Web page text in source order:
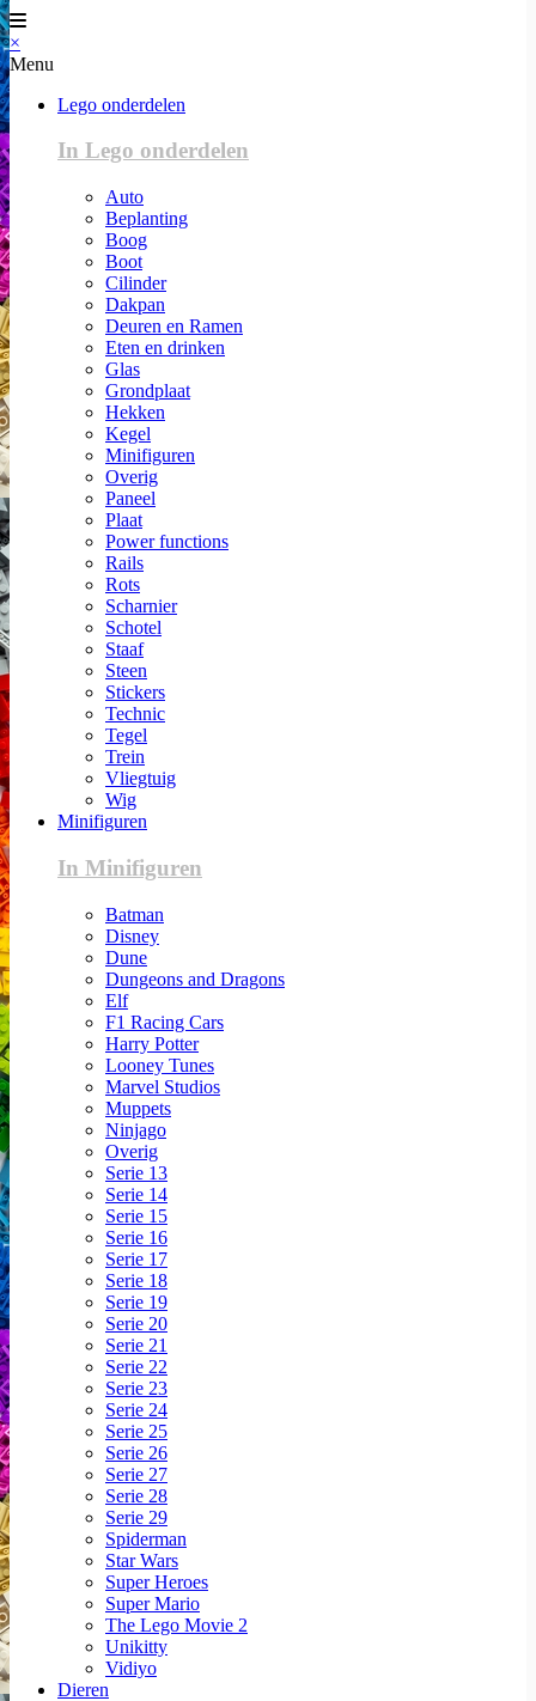
×
Menu
Lego onderdelen
In Lego onderdelen
Auto
Beplanting
Boog
Boot
Cilinder
Dakpan
Deuren en Ramen
Eten en drinken
Glas
Grondplaat
Hekken
Kegel
Minifiguren
Overig
Paneel
Plaat
Power functions
Rails
Rots
Scharnier
Schotel
Staaf
Steen
Stickers
Technic
Tegel
Trein
Vliegtuig
Wig
Minifiguren
In Minifiguren
Batman
Disney
Dune
Dungeons and Dragons
Elf
F1 Racing Cars
Harry Potter
Looney Tunes
Marvel Studios
Muppets
Ninjago
Overig
Serie 13
Serie 14
Serie 15
Serie 16
Serie 17
Serie 18
Serie 19
Serie 20
Serie 21
Serie 22
Serie 23
Serie 24
Serie 25
Serie 26
Serie 27
Serie 28
Serie 29
Spiderman
Star Wars
Super Heroes
Super Mario
The Lego Movie 2
Unikitty
Vidiyo
Dieren